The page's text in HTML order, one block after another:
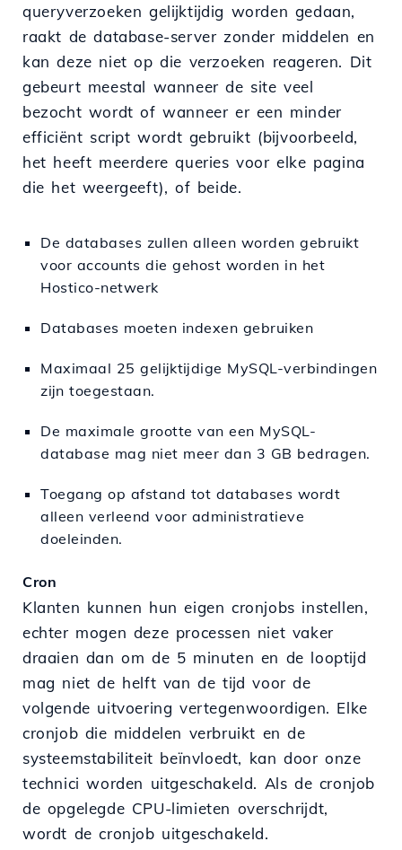
queryverzoeken gelijktijdig worden gedaan,
raakt de database-server zonder middelen en
kan deze niet op die verzoeken reageren. Dit
gebeurt meestal wanneer de site veel
bezocht wordt of wanneer er een minder
efficiënt script wordt gebruikt (bijvoorbeeld,
het heeft meerdere queries voor elke pagina
die het weergeeft), of beide.
De databases zullen alleen worden gebruikt
voor accounts die gehost worden in het
Hostico-netwerk
Databases moeten indexen gebruiken
Maximaal 25 gelijktijdige MySQL-verbindingen
zijn toegestaan.
De maximale grootte van een MySQL-
database mag niet meer dan 3 GB bedragen.
Toegang op afstand tot databases wordt
alleen verleend voor administratieve
doeleinden.
Cron
Klanten kunnen hun eigen cronjobs instellen,
echter mogen deze processen niet vaker
draaien dan om de 5 minuten en de looptijd
mag niet de helft van de tijd voor de
volgende uitvoering vertegenwoordigen. Elke
cronjob die middelen verbruikt en de
systeemstabiliteit beïnvloedt, kan door onze
technici worden uitgeschakeld. Als de cronjob
de opgelegde CPU-limieten overschrijdt,
wordt de cronjob uitgeschakeld.